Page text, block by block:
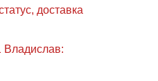
доставка
Владислав: